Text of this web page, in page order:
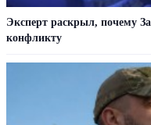
Эксперт раскрыл, почему
конфликту